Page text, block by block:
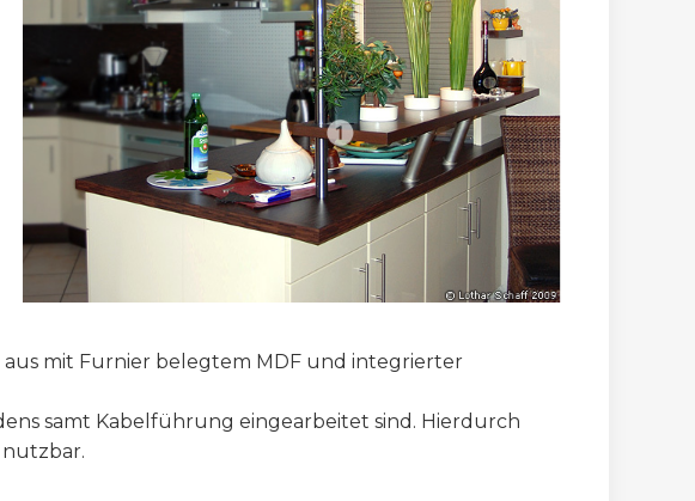
mit Furnier belegtem MDF und integrierter
samt Kabelführung eingearbeitet sind. Hierdurch
nutzbar.